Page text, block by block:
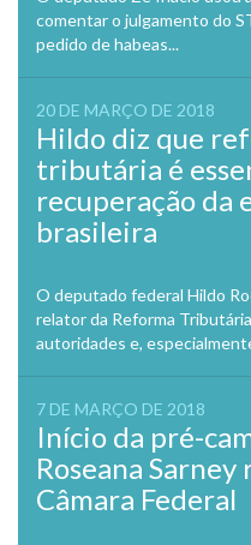
comentar o julgamento do
pedido de habeas...
20 DE MARÇO DE 2018
Hildo diz que
tributária é
recuperação da
brasileira
O deputado federal Hildo
relator da Reforma
autoridades e,
7 DE MARÇO DE 2018
Início da pré-
Roseana
Câmara Federal